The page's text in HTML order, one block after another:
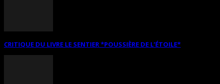
CRITIQUE DU LIVRE LE SENTIER *POUSSIÈRE DE L’ÉTOILE*